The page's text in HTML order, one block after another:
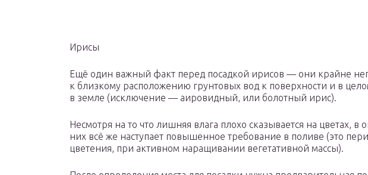
Ирисы
Ещё один важный факт перед посадкой ирисов — они крайне
к близкому расположению грунтовых вод к поверхности и в
в земле (исключение — аировидный, или болотный ирис).
Несмотря на то что лишняя влага плохо сказывается на цветах, в
них всё же наступает повышенное требование в поливе (это
цветения, при активном наращивании вегетативной массы).